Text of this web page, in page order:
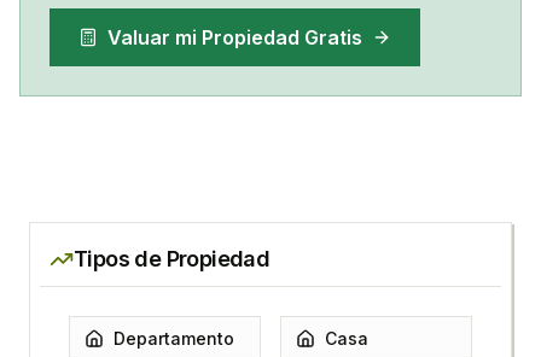
Valuar mi Propiedad Gratis
Tipos de Propiedad
Departamento Casa